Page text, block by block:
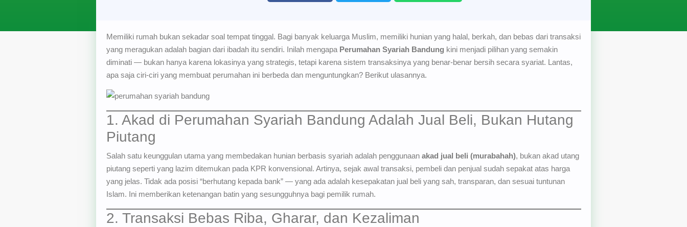
Memiliki rumah bukan sekadar soal tempat tinggal. Bagi banyak keluarga Muslim, memiliki hunian yang halal, berkah, dan bebas dari transaksi
yang meragukan adalah bagian dari ibadah itu sendiri. Inilah mengapa Perumahan Syariah Bandung kini menjadi pilihan yang semakin
diminati — bukan hanya karena lokasinya yang strategis, tetapi karena sistem transaksinya yang benar-benar bersih secara syariat. Lantas,
apa saja ciri-ciri yang membuat perumahan ini berbeda dan menguntungkan? Berikut ulasannya.
1. Akad di Perumahan Syariah Bandung Adalah Jual Beli, Bukan Hutang
Piutang
Salah satu keunggulan utama yang membedakan hunian berbasis syariah adalah penggunaan akad jual beli (murabahah), bukan akad utang
piutang seperti yang lazim ditemukan pada KPR konvensional. Artinya, sejak awal transaksi, pembeli dan penjual sudah sepakat atas harga
yang jelas. Tidak ada posisi “berhutang kepada bank” — yang ada adalah kesepakatan jual beli yang sah, transparan, dan sesuai tuntunan
Islam. Ini memberikan ketenangan batin yang sesungguhnya bagi pemilik rumah.
2. Transaksi Bebas Riba, Gharar, dan Kezaliman